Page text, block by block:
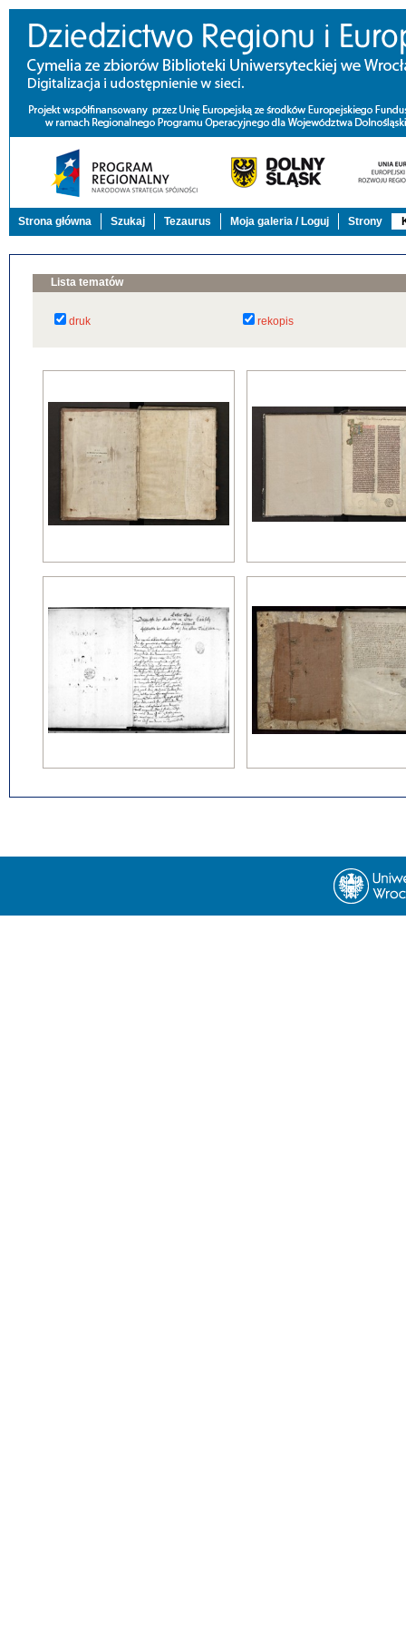
Strona główna Szukaj Tezaurus Moja galeria / Loguj Strony
Lista tematów
druk rekopis